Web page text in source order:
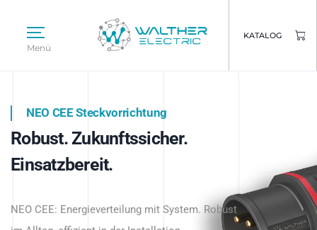
Menü
KATALOG
Intelligente Stromverteilung
beginnt hier.
NEO CEE Steckvorrichtung
Robust. Zukunftssicher.
Einsatzbereit.
NEO CEE: Energieverteilung mit System. Robust
Intelligenz trifft Energie.
Anwendungen – robust, IP-geschützt und